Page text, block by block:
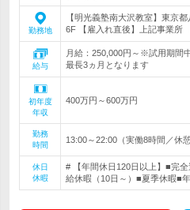
勤務地
【明光義塾南大沢教室】東京
6F 【雇入れ直後】上記事業所
給与
月給：250,000円～※試用期間
最長3ヵ月となります
初年度
年収
400万円～600万円
勤務
時間
13:00～22:00（実働8時間／休憩
休日
休暇
# 【年間休日120日以上】■完
給休暇（10日～）■夏季休暇■